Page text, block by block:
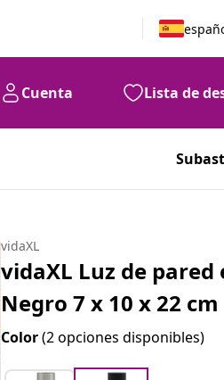
Cuenta Lista de
vidaXL
vidaXL Luz de
Negro 7 x 10 x 22 cm
Color(2 opciones disponibles)